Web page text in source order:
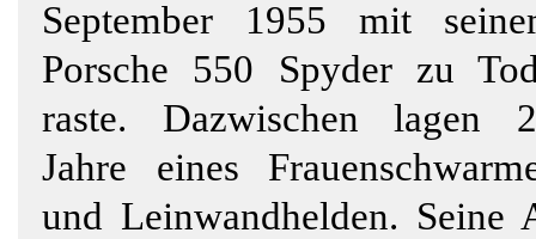
September 1955 mit
Porsche 550 Spyderzu
raste. Dazwischen lagen
Jahre eines
und Leinwandhelden. Seine